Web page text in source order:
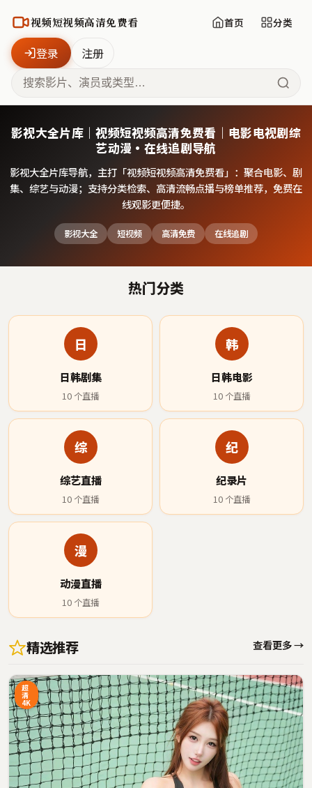
视频短视频高清免费看 首页 分类
登录 注册
影视大全片库｜视频短视频高清免费看｜电影电视剧综
艺动漫·在线追剧导航
影视大全片库导航，主打「视频短视频高清免费看」：聚合电影、剧
集、综艺与动漫；支持分类检索、高清流畅点播与榜单推荐，免费在
线观影更便捷。
影视大全 短视频 高清免费 在线追剧
热门分类
日
日韩剧集
10 个直播
韩
日韩电影
10 个直播
综
综艺直播
10 个直播
纪
纪录片
10 个直播
漫
动漫直播
10 个直播
精选推荐 查看更多 →
超
清
4K